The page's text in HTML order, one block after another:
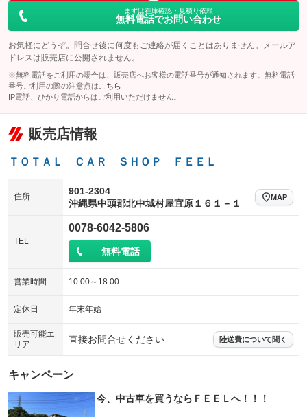
まずは在庫確認・見積り依頼
無料電話でお問い合わせ
お気軽にどうぞ。問合せ後に何度もご連絡が届くことはありません。メールア
ドレスは販売店に公開されません。
※無料電話をご利用の場合は、販売店へお客様の電話番号が通知されます。無料電話
番号ご利用の際の注意点は こちら
IP電話、ひかり電話からはご利用いただけません。
販売店情報
ＴＯＴＡＬ ＣＡＲ ＳＨＯＰ ＦＥＥＬ
住所
901-2304
沖縄県中頭郡北中城村屋宜原１６１－１
MAP
TEL
0078-6042-5806
無料電話
営業時間 10:00～18:00
定休日 年末年始
販売可能エ
リア
直接お問合せください 陸送費について聞く
キャンペーン
今、中古車を買うならＦＥＥＬへ！！！